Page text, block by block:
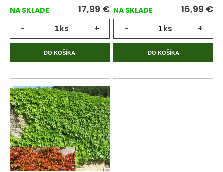
NA SKLADE 17,99 €
- ks +
DO KOŠÍKA
NA SKLADE 16,99 €
- ks +
DO KOŠÍKA